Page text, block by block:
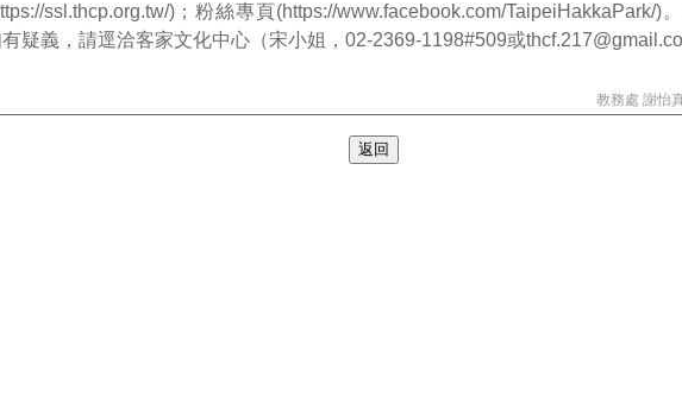
ssl.thcp.org.tw/)；粉絲專頁(https://www.facebook.com/TaipeiHakkaPark/)
疑義，請逕洽客家文化中心（宋小姐，02-2369-1198#509或
教務處 謝怡
返回